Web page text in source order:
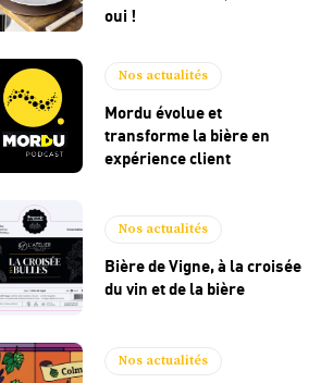
oui !
Nos actualités
Mordu évolue et
transforme la bière en
expérience client
Nos actualités
Bière de Vigne, à la croisée
du vin et de la bière
Nos actualités